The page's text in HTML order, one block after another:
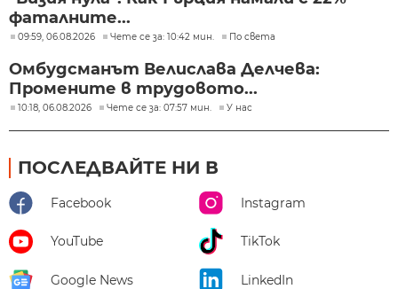
фаталните...
09:59, 06.08.2026 Чете се за: 10:42 мин. По света
Омбудсманът Велислава Делчева:
Промените в трудовото...
10:18, 06.08.2026 Чете се за: 07:57 мин. У нас
ПОСЛЕДВАЙТЕ НИ В
Facebook Instagram
YouTube TikTok
Google News LinkedIn